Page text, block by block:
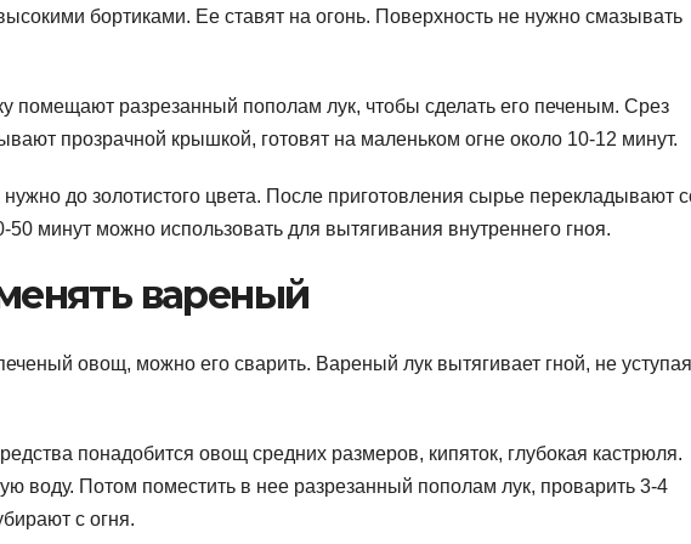
бортиками. Ее ставят на огонь. Поверхность не нужно смазывать
помещают разрезанный пополам лук, чтобы сделать его печеным. Срез
прозрачной крышкой, готовят на маленьком огне около 10-12 минут.
до золотистого цвета. После приготовления сырье перекладывают
50 минут можно использовать для вытягивания внутреннего гноя.
вареный
овощ, можно его сварить. Вареный лук вытягивает гной, не
понадобится овощ средних размеров, кипяток, глубокая кастрюля.
воду. Потом поместить в нее разрезанный пополам лук, проварить 3-4
с огня.